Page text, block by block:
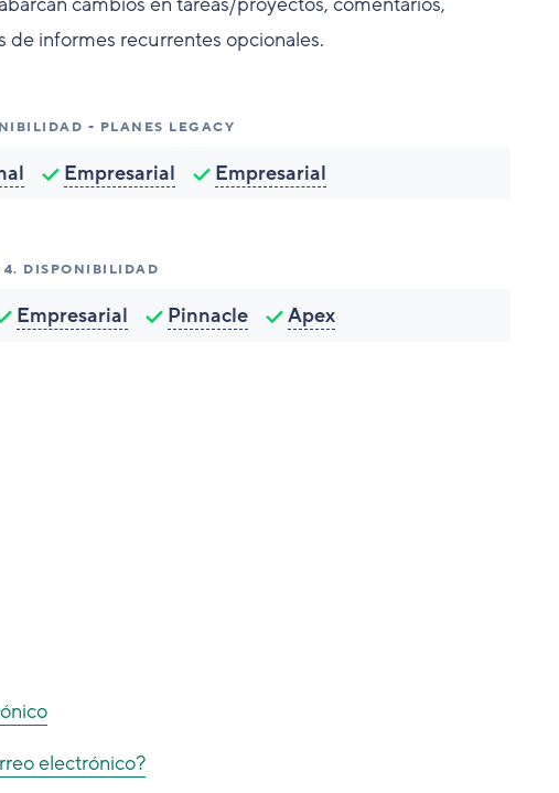
de informes recurrentes opcionales.
- PLANES LEGACY
Empresarial Empresarial
4. DISPONIBILIDAD
Empresarial Pinnacle Apex
electrónico?